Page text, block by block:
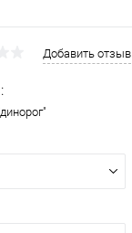
Добавить отзыв